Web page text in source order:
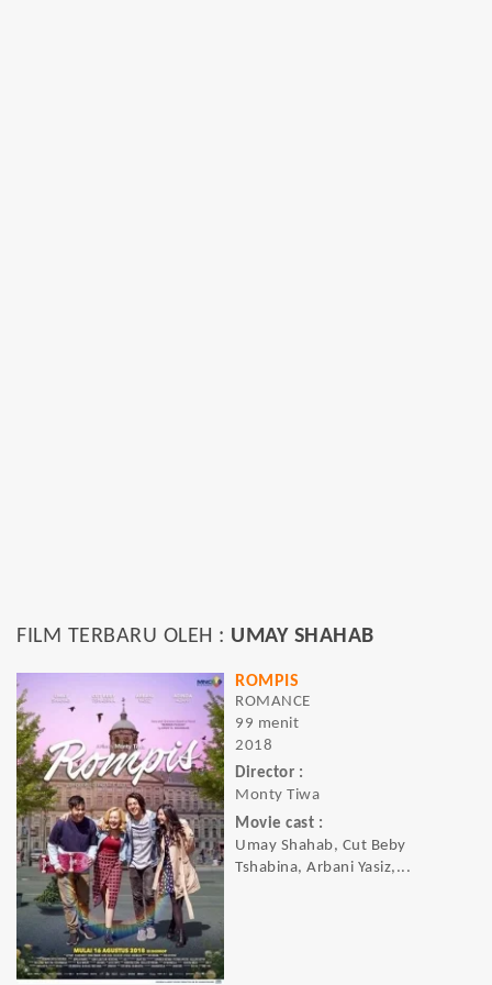
FILM TERBARU OLEH : UMAY SHAHAB
ROMPIS
ROMANCE
99 menit
2018
Director :
Monty Tiwa
Movie cast :
Umay Shahab, Cut Beby
Tshabina, Arbani Yasiz,...